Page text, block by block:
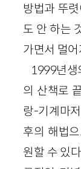
방법과 뚜
도 안 하는
가면서 멀어
1999년생
의 산책로
랑-기계마
후의 해법
원할 수 있